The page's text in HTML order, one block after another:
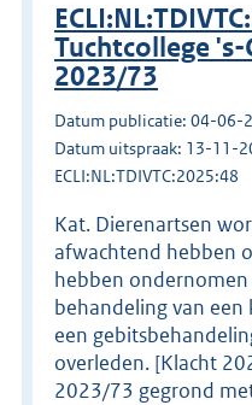
Tuchtcollege
2023/73
Datum publicatie: 04-06-
Datum uitspraak: 13-11-
ECLI:NL:TDIVTC:2025:48
Kat. Dierenartsen
afwachtend hebben
hebben
behandeling van een
een
overleden. [Klacht
2023/73 gegrond